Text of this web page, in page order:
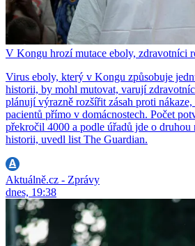
V Kongu hrozí mutace eboly, zdravotníci
Virus eboly, který v Kongu způsobuje
historii, by mohl mutovat, varují
plánují výrazně rozšířit zásah proti
pacientů přímo v domácnostech. Počet
překročil 4000 a podle úřadů jde o
historii, uvedl list The Guardian.
Aktuálně.cz - Zprávy
dnes, 19:38